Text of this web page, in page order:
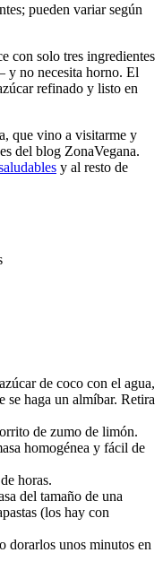
pueden variar según
con solo tres ingredientes
no necesita horno. El
refinado y listo en
que vino a visitarme y
del blog ZonaVegana.
y al resto de
de coco con el agua,
se haga un almíbar. Retira
de zumo de limón.
homogénea y fácil de
horas.
del tamaño de una
(los hay con
dorarlos unos minutos en